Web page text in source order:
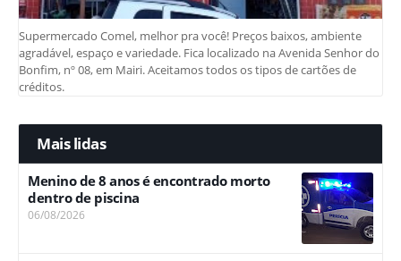
Supermercado Comel, melhor pra você! Preços baixos, ambiente
agradável, espaço e variedade. Fica localizado na Avenida Senhor do
Bonfim, nº 08, em Mairi. Aceitamos todos os tipos de cartões de
créditos.
Mais lidas
Menino de 8 anos é encontrado morto
dentro de piscina
06/08/2026